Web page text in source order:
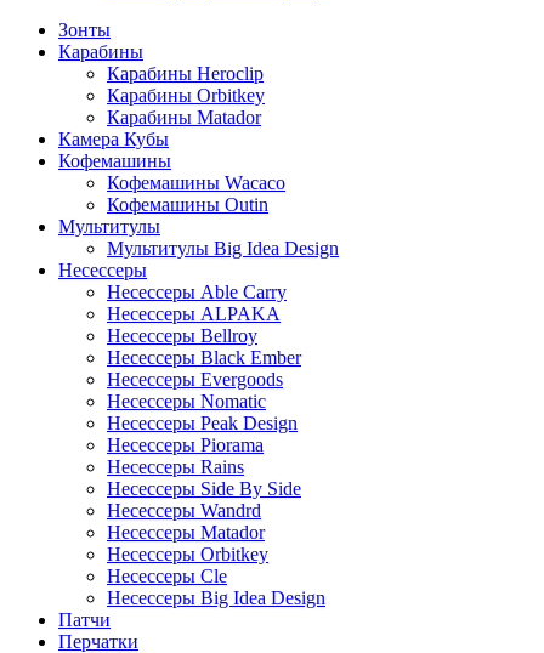
Зонты
Карабины
Карабины Heroclip
Карабины Orbitkey
Карабины Matador
Камера Кубы
Кофемашины
Кофемашины Wacaco
Кофемашины Outin
Мультитулы
Мультитулы Big Idea Design
Несессеры
Несессеры Able Carry
Несессеры ALPAKA
Несессеры Bellroy
Несессеры Black Ember
Несессеры Evergoods
Несессеры Nomatic
Несессеры Peak Design
Несессеры Piorama
Несессеры Rains
Несессеры Side By Side
Несессеры Wandrd
Несессеры Matador
Несессеры Orbitkey
Несессеры Cle
Несессеры Big Idea Design
Патчи
Перчатки